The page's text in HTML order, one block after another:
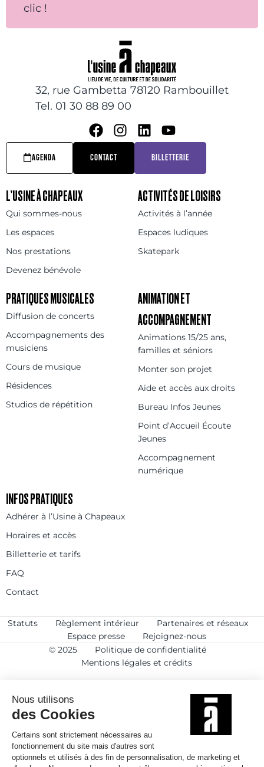
clic !
32, rue Gambetta 78120 Rambouillet
Tel. 01 30 88 89 00
AGENDA CONTACT BILLETTERIE
L’USINE À CHAPEAUX
Qui sommes-nous
Les espaces
Nos prestations
Devenez bénévole
ACTIVITÉS DE LOISIRS
Activités à l’année
Espaces ludiques
Skatepark
PRATIQUES MUSICALES
Diffusion de concerts
Accompagnements des
musiciens
Cours de musique
Résidences
Studios de répétition
ANIMATION ET
ACCOMPAGNEMENT
Animations 15/25 ans,
familles et séniors
Monter son projet
Aide et accès aux droits
Bureau Infos Jeunes
Point d’Accueil Écoute
Jeunes
Accompagnement
numérique
INFOS PRATIQUES
Adhérer à l’Usine à Chapeaux
Horaires et accès
Billetterie et tarifs
FAQ
Contact
Statuts Règlement intérieur
Partenaires et réseaux
Espace presse
Rejoignez-nous
© 2025
Politique de confidentialité
Mentions légales et crédits